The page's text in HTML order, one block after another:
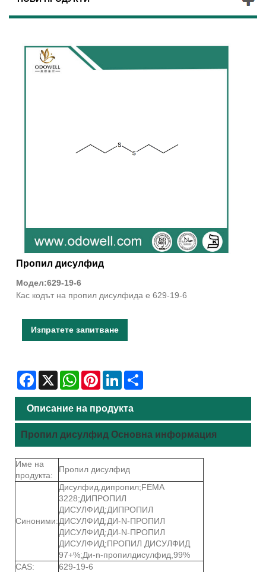
Пропил дисулфид
Модел:629-19-6
Кас кодът на пропил дисулфида е 629-19-6
Изпратете запитване
Facebook
X WhatsAppPinterestLinkedIn
Описание на продукта
Пропил дисулфид Основна информация
Име на
продукта:
Пропил дисулфид
Синоними:
Дисулфид,дипропил;FEMA
3228;ДИПРОПИЛ
ДИСУЛФИД;ДИПРОПИЛ
ДИСУЛФИД;ДИ-N-ПРОПИЛ
ДИСУЛФИД;ДИ-N-ПРОПИЛ
ДИСУЛФИД;ПРОПИЛ ДИСУЛФИД
97+%;Ди-n-пропилдисулфид,99%
CAS:
629-19-6